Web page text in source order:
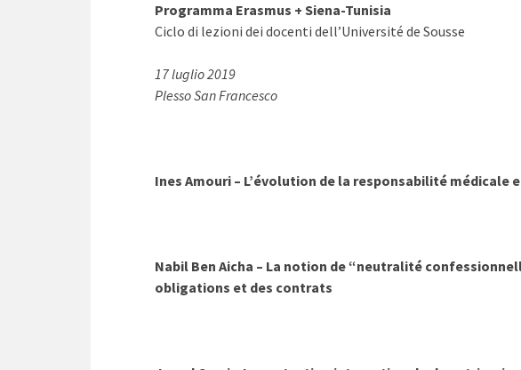
Programma Erasmus + Siena-Tunisia
Ciclo di lezioni dei docenti dell’Université de Sousse
17 luglio 2019
Plesso San Francesco
Ines Amouri – L’évolution de la responsabilité médicale
Nabil Ben Aicha – La notion de “neutralité
obligations et des contrats